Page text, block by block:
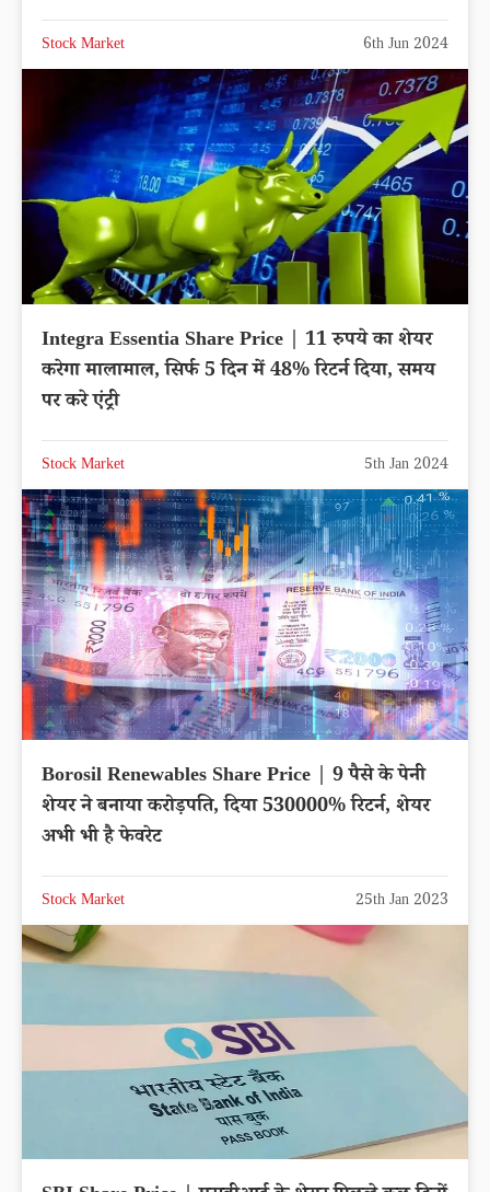
Stock Market 6th Jun 2024
Integra Essentia Share Price | 11 रुपये का शेयर
करेगा मालामाल, सिर्फ 5 दिन में 48% रिटर्न दिया, समय
पर करे एंट्री
Stock Market 5th Jan 2024
Borosil Renewables Share Price | 9 पैसे के पेनी
शेयर ने बनाया करोड़पति, दिया 530000% रिटर्न, शेयर
अभी भी है फेवरेट
Stock Market 25th Jan 2023